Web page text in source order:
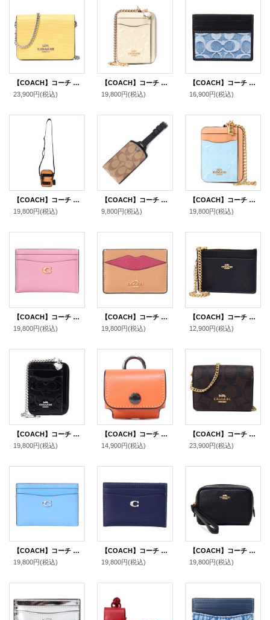
【COACH】コーチ リザード レザー 型押し チェーン ロゴ ミニ ウォレット カードケース カードポーチ 定期入れ 名刺入れ ポーチ コインケース 財布 ヘイ（日本未発売）
23,900円(税込)
【COACH】コーチ コインケース パテントレザー シグネチャー 型押し ハート チャーム チェーン ジップ カードケース カードポーチ 定期入れ 名刺入れ 小銭入れ チャーク（日本未発売）
19,800円(税込)
【COACH】コーチ カードケース デニム レザー シグネチャー スリム カードケース ID パスケース 名刺入れ 定期入れ ライトインディゴ（日本未発売）
16,900円(税込)
【COACH】コーチ メンズ カーフレザー テレイン クロスボディー ショルダーバッグ アンバー〔日本未発売〕
19,800円(税込)
【COACH】コーチ コーティングキャンバス カーフレザー シグネチャー ラゲージ ネーム タグ キーホルダー カーキ〔日本未発売〕
9,800円(税込)
【COACH】コーチ コインケース パテントレザー シグネチャー 型押し 南京錠 チャーム チェーン ジップ カードケース カードポーチ 定期入れ 名刺入れ 小銭入れ ライトブルー（日本未発売）
19,800円(税込)
【COACH】コーチ カードケース レザー エッセンシャル C ロゴ カードケース スリム パスケース 定期入れ 名刺入れ トゥルーピンク（日本未発売）
19,800円(税込)
【COACH】コーチ カードケース ペブルレザー リップ カラーブロック ロゴ スリム カード入れ 定期入れ 名刺入れ ラテマルチ（日本未発売）
19,800円(税込)
【COACH】コーチ クロスグレインレザー ロゴ チェーン カードケース コインケース 小銭入れ ゴールド×ブラック（日本未発売）
12,900円(税込)
【COACH】コーチ コインケース パテントレザー シグネチャー 型押し ハート チャーム チェーン ジップ カードケース カードポーチ 定期入れ 名刺入れ 小銭入れ ブラック（日本未発売）
19,800円(税込)
【COACH】コーチ カーフレザー イヤホン airpods pro エアーポッズプロ ケース バッグチャーム キーホルダー サンセット（日本未発売）
14,900円(税込)
【COACH】コーチ シグネチャー 型押し チェーン ミニ ウォレット カードケース カードポーチ 定期入れ 名刺入れ ポーチ コインケース 財布 ブラウン〔日本未発売〕
23,900円(税込)
【COACH】コーチ カードケース レザー エッセンシャル C ロゴ カードケース スリム パスケース 定期入れ 名刺入れ ミストブルー（日本未発売）
19,800円(税込)
【COACH】コーチ カードケース ぺブルレザー C ロゴ カードケース スリム パスケース 定期入れ 名刺入れ ダークネイビー（日本未発売）
19,800円(税込)
【COACH】コーチ ポーチ ペブルレザー スクエア ポーチ ミニ ジップ リストレット 小物入れ ポーチ ブラック〔日本未発売〕
19,800円(税込)